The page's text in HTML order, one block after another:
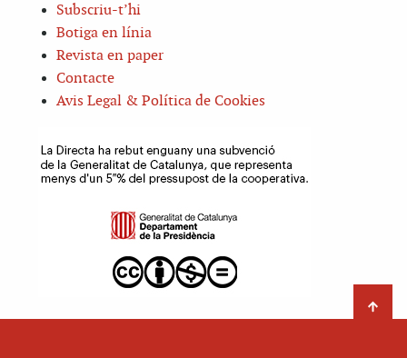
Subscriu-t’hi
Botiga en línia
Revista en paper
Contacte
Avis Legal & Política de Cookies